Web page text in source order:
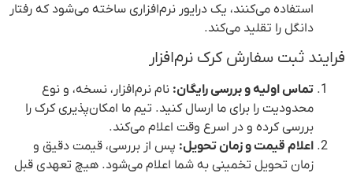
استفاده می‌کنند، یک درایور نرم‌افزاری ساخته می‌شود که رفتار
دانگل را تقلید می‌کند.
فرایند ثبت سفارش کرک نرم‌افزار
تماس اولیه و بررسی رایگان: نام نرم‌افزار، نسخه، و نوع
محدودیت را برای ما ارسال کنید. تیم ما امکان‌پذیری کرک را
بررسی کرده و در اسرع وقت اعلام می‌کند.
اعلام قیمت و زمان تحویل: پس از بررسی، قیمت دقیق و
زمان تحویل تخمینی به شما اعلام می‌شود. هیچ تعهدی قبل